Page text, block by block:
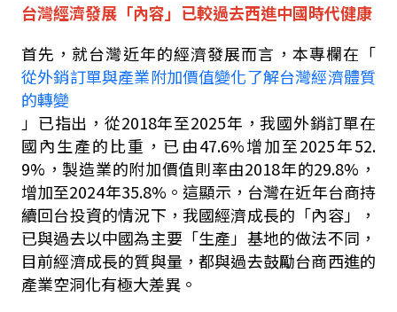
台灣經濟發展「內容」已較過去西進中國時代健康
首先，就台灣近年的經濟發展而言，本專欄在 「
從外銷訂單與產業附加價值變化了解台灣經濟體質
的轉變
」已指出，從2018年至2025年，我國外銷訂單在
國內生產的比重，已由47.6%增加至2025年52.
9% ，製造業的附加價值則率由2018年的29.8% ，
增加至2024年35.8% 。這顯示，台灣在近年台商持
續回台投資的情況下，我國經濟成長的「內容」，
已與過去以中國為主要「生產」基地的做法不同，
目前經濟成長的質與量，都與過去鼓勵台商西進的
產業空洞化有極大差異。